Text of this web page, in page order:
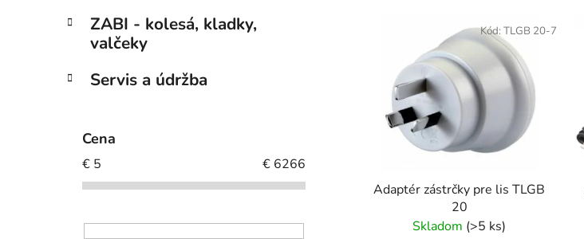
ZABI - kolesá, kladky,
valčeky
Servis a údržba
Cena
€ 5 € 6266
Adaptér zástrčky pre lis TLGB
20
Skladom (>5 ks)
Kód: TLGB 20-7